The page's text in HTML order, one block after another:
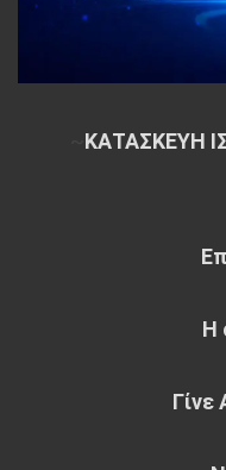
ΚΑΤΑΣΚΕΥΗ
Η